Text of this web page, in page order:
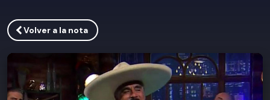
Volver a la nota